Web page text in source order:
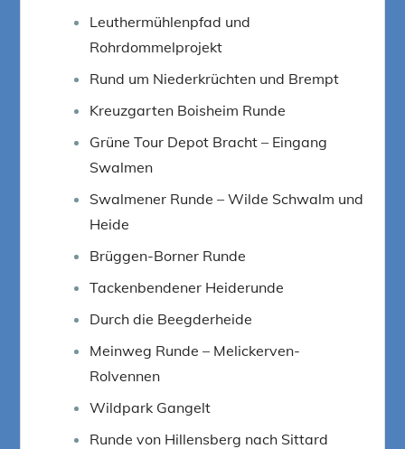
Leuthermühlenpfad und
Rohrdommelprojekt
Rund um Niederkrüchten und Brempt
Kreuzgarten Boisheim Runde
Grüne Tour Depot Bracht – Eingang
Swalmen
Swalmener Runde – Wilde Schwalm und
Heide
Brüggen-Borner Runde
Tackenbendener Heiderunde
Durch die Beegderheide
Meinweg Runde – Melickerven-
Rolvennen
Wildpark Gangelt
Runde von Hillensberg nach Sittard